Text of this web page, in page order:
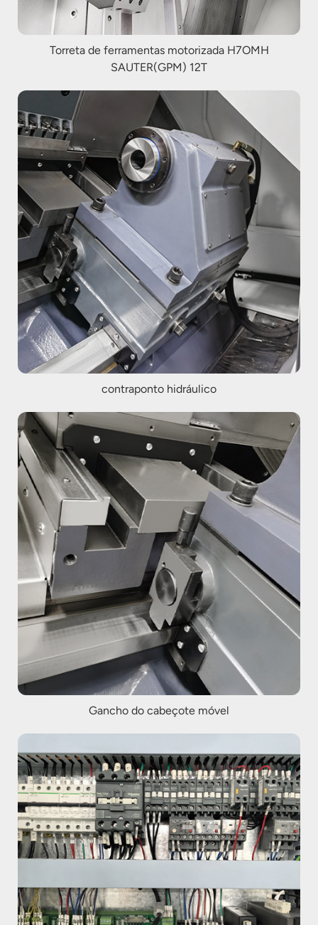
Torreta de ferramentas motorizada H7OMH
SAUTER(GPM) 12T
contraponto hidráulico
Gancho do cabeçote móvel